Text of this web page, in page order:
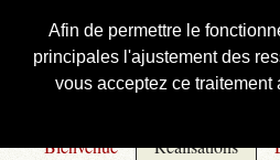
Afin de permettre le
principales l'ajustement des
vous acceptez ce
Courbis, « LE
Bienvenue Réalisations